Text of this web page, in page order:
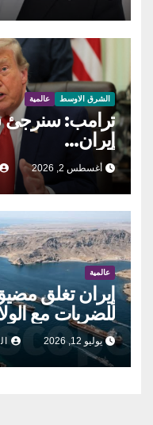
الشرق الاوسط عالمية
ترامب:
إيران…
أغسطس 2, 2026
عالمية
إيران تغلق
للضربات مع
يوليو 12, 2026